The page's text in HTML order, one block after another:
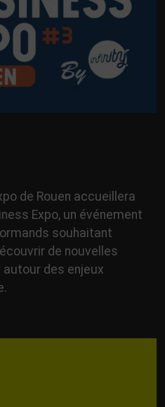
de Rouen accueillera
Expo, un événement
souhaitant
de nouvelles
des enjeux